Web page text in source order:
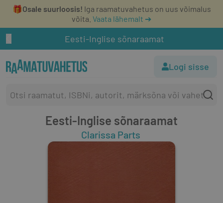
🎁Osale suurloosis! Iga raamatuvahetus on uus võimalus
võita. Vaata lähemalt ➔
Eesti-Inglise sõnaraamat
Logi sisse
Eesti-Inglise sõnaraamat
Clarissa Parts